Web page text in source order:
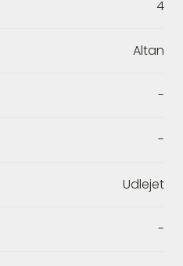
4
Altan
-
-
Udlejet
-